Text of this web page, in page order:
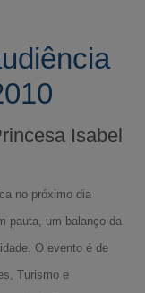
Isabel
no próximo dia
pauta, um balanço da
O evento é de
Turismo e